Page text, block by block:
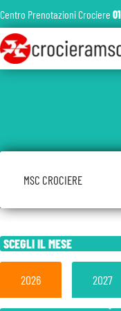
SCEGLI IL MESE
2026 2027
Centro Prenotazioni Crociere